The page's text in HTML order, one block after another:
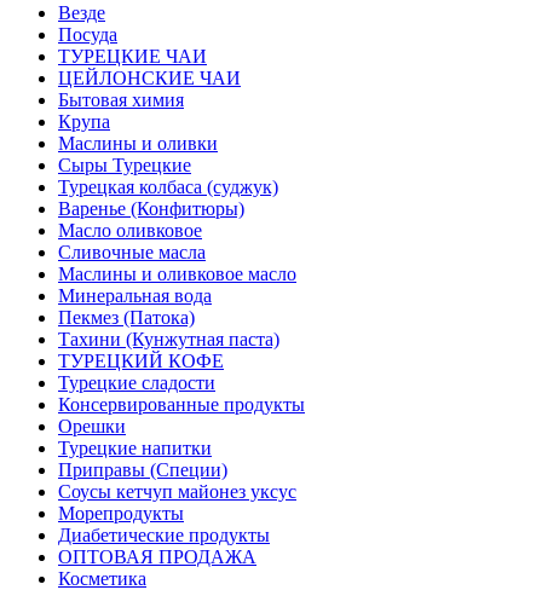
Везде
Посуда
ТУРЕЦКИЕ ЧАИ
ЦЕЙЛОНСКИЕ ЧАИ
Бытовая химия
Крупа
Маслины и оливки
Сыры Турецкие
Турецкая колбаса (суджук)
Варенье (Конфитюры)
Масло оливковое
Сливочные масла
Маслины и оливковое масло
Минеральная вода
Пекмез (Патока)
Тахини (Кунжутная паста)
ТУРЕЦКИЙ КОФЕ
Турецкие сладости
Консервированные продукты
Орешки
Турецкие напитки
Приправы (Специи)
Соусы кетчуп майонез уксус
Морепродукты
Диабетические продукты
ОПТОВАЯ ПРОДАЖА
Косметика